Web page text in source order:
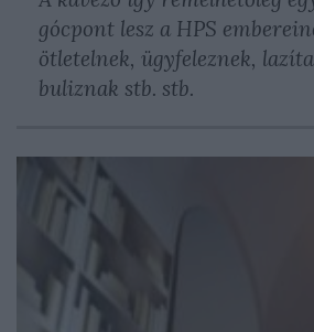
gócpont lesz a HPS
ötletelnek, ügyfeleznek,
buliznak stb. stb.